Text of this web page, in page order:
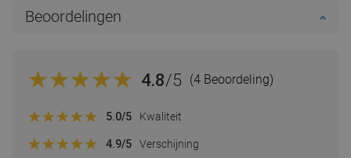
Beoordelingen
4.8/5 (4 Beoordeling)
5.0/5 Kwaliteit
4.9/5 Verschijning